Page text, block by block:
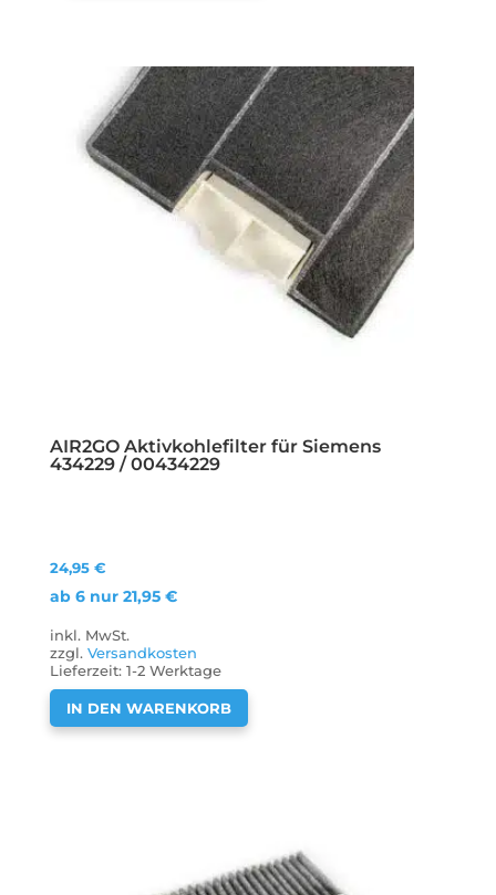
AIR2GO Aktivkohlefilter für Siemens
434229 / 00434229
24,95€
ab 6 nur21,95€
inkl. MwSt.
zzgl.Versandkosten
Lieferzeit:1-2 Werktage
IN DEN WARENKORB